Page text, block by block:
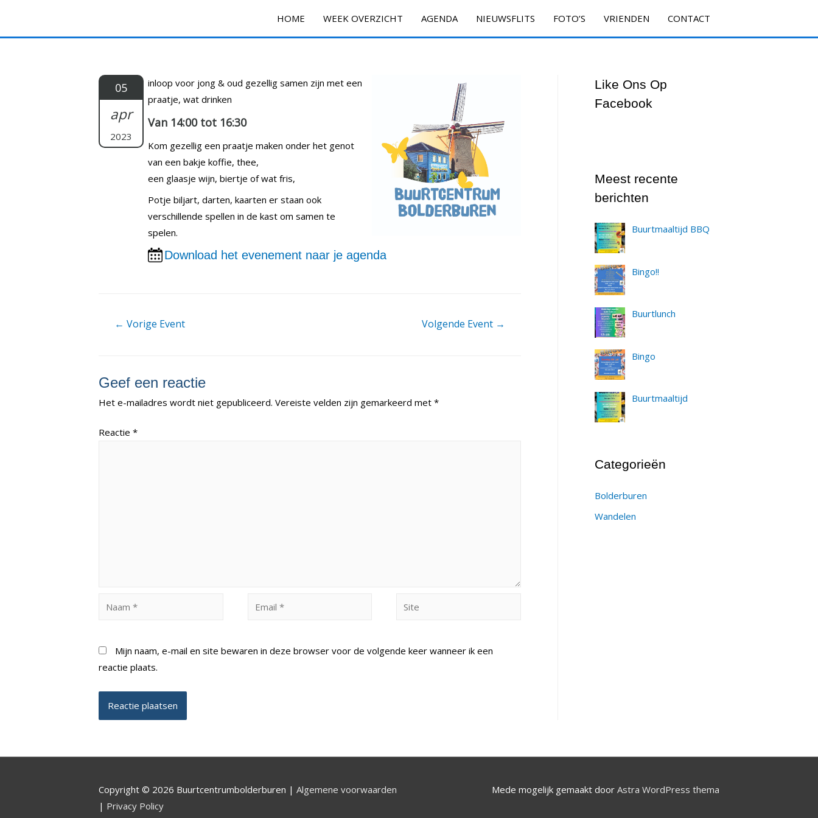
inhoud
HOME WEEK OVERZICHT AGENDA NIEUWSFLITS FOTO’S VRIENDEN CONTACT
05
apr
2023
inloop voor jong & oud gezellig samen zijn met een
praatje, wat drinken
Van 14:00 tot 16:30
Kom gezellig een praatje maken onder het genot
van een bakje koffie, thee,
een glaasje wijn, biertje of wat fris,
Potje biljart, darten, kaarten er staan ook
verschillende spellen in de kast om samen te
spelen.
Download het evenement naar je agenda
Berichtnavigatie
← Vorige Event Volgende Event →
Geef een reactie
Het e-mailadres wordt niet gepubliceerd. Vereiste velden zijn gemarkeerd met *
Reactie *
Mijn naam, e-mail en site bewaren in deze browser voor de volgende keer wanneer ik een
reactie plaats.
Like Ons Op
Facebook
Meest recente
berichten
Buurtmaaltijd BBQ
Bingo!!
Buurtlunch
Bingo
Buurtmaaltijd
Categorieën
Bolderburen
Wandelen
Copyright © 2026 Buurtcentrumbolderburen | Algemene voorwaarden
| Privacy Policy
Mede mogelijk gemaakt door Astra WordPress thema